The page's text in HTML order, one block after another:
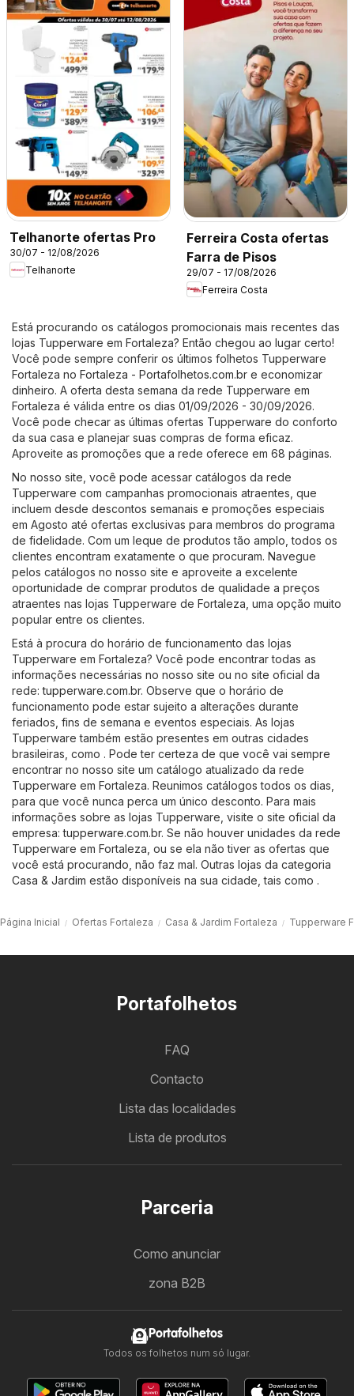
Telhanorte ofertas Pro
30/07 - 12/08/2026
Telhanorte
Ferreira Costa ofertas
Farra de Pisos
29/07 - 17/08/2026
Ferreira Costa
Está procurando os catálogos promocionais mais recentes das
lojas Tupperware em Fortaleza? Então chegou ao lugar certo!
Você pode sempre conferir os últimos folhetos Tupperware
Fortaleza no Fortaleza - Portafolhetos.com.br e economizar
dinheiro. A oferta desta semana da rede Tupperware em
Fortaleza é válida entre os dias 01/09/2026 - 30/09/2026.
Você pode checar as últimas ofertas Tupperware do conforto
da sua casa e planejar suas compras de forma eficaz.
Aproveite as promoções que a rede oferece em 68 páginas.
No nosso site, você pode acessar catálogos da rede
Tupperware com campanhas promocionais atraentes, que
incluem desde descontos semanais e promoções especiais
em Agosto até ofertas exclusivas para membros do programa
de fidelidade. Com um leque de produtos tão amplo, todos os
clientes encontram exatamente o que procuram. Navegue
pelos catálogos no nosso site e aproveite a excelente
oportunidade de comprar produtos de qualidade a preços
atraentes nas lojas Tupperware de Fortaleza, uma opção muito
popular entre os clientes.
Está à procura do horário de funcionamento das lojas
Tupperware em Fortaleza? Você pode encontrar todas as
informações necessárias no nosso site ou no site oficial da
rede:tupperware.com.br. Observe que o horário de
funcionamento pode estar sujeito a alterações durante
feriados, fins de semana e eventos especiais. As lojas
Tupperware também estão presentes em outras cidades
brasileiras, como . Pode ter certeza de que você vai sempre
encontrar no nosso site um catálogo atualizado da rede
Tupperware em Fortaleza. Reunimos catálogos todos os dias,
para que você nunca perca um único desconto. Para mais
informações sobre as lojas Tupperware, visite o site oficial da
empresa:tupperware.com.br. Se não houver unidades da rede
Tupperware em Fortaleza, ou se ela não tiver as ofertas que
você está procurando, não faz mal. Outras lojas da categoria
Casa & Jardim estão disponíveis na sua cidade, tais como .
Página Inicial Ofertas Fortaleza Casa & Jardim Fortaleza Tupperware
Portafolhetos
FAQ
Contacto
Lista das localidades
Lista de produtos
Parceria
Como anunciar
zona B2B
Portafolhetos
Todos os folhetos num só lugar.